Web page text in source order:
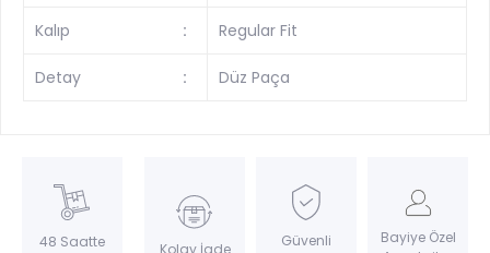
Kalıp : Regular Fit
Detay : Düz Paça
48 Saatte
Kolay İade
Güvenli
Bayiye Özel